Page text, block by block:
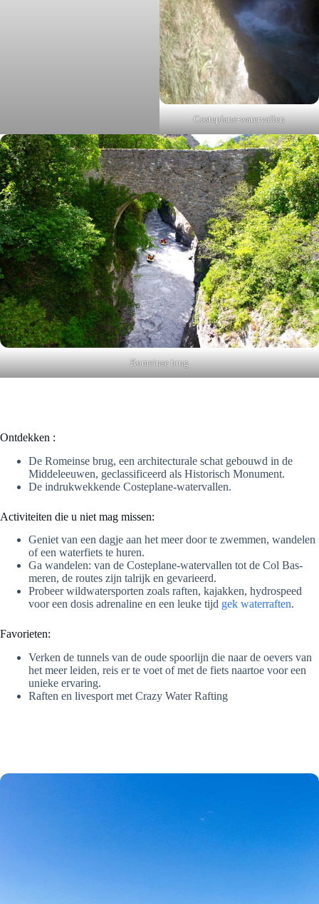
Costeplane-watervallen
Romeinse brug
Ontdekken :
De Romeinse brug, een architecturale schat gebouwd in de
Middeleeuwen, geclassificeerd als Historisch Monument.
De indrukwekkende Costeplane-watervallen.
Activiteiten die u niet mag missen:
Geniet van een dagje aan het meer door te zwemmen, wandelen
of een waterfiets te huren.
Ga wandelen: van de Costeplane-watervallen tot de Col Bas-
meren, de routes zijn talrijk en gevarieerd.
Probeer wildwatersporten zoals raften, kajakken, hydrospeed
voor een dosis adrenaline en een leuke tijd gek waterraften.
Favorieten:
Verken de tunnels van de oude spoorlijn die naar de oevers van
het meer leiden, reis er te voet of met de fiets naartoe voor een
unieke ervaring.
Raften en livesport met Crazy Water Rafting